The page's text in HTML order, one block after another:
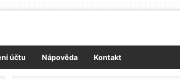
účtu Nápověda Kontakt